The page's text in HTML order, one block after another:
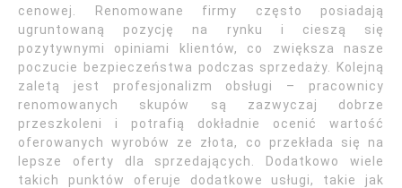
cenowej. Renomowane firmy często posiadają
ugruntowaną pozycję na rynku i cieszą się
pozytywnymi opiniami klientów, co zwiększa nasze
poczucie bezpieczeństwa podczas sprzedaży. Kolejną
zaletą jest profesjonalizm obsługi – pracownicy
renomowanych skupów są zazwyczaj dobrze
przeszkoleni i potrafią dokładnie ocenić wartość
oferowanych wyrobów ze złota, co przekłada się na
lepsze oferty dla sprzedających. Dodatkowo wiele
takich punktów oferuje dodatkowe usługi, takie jak